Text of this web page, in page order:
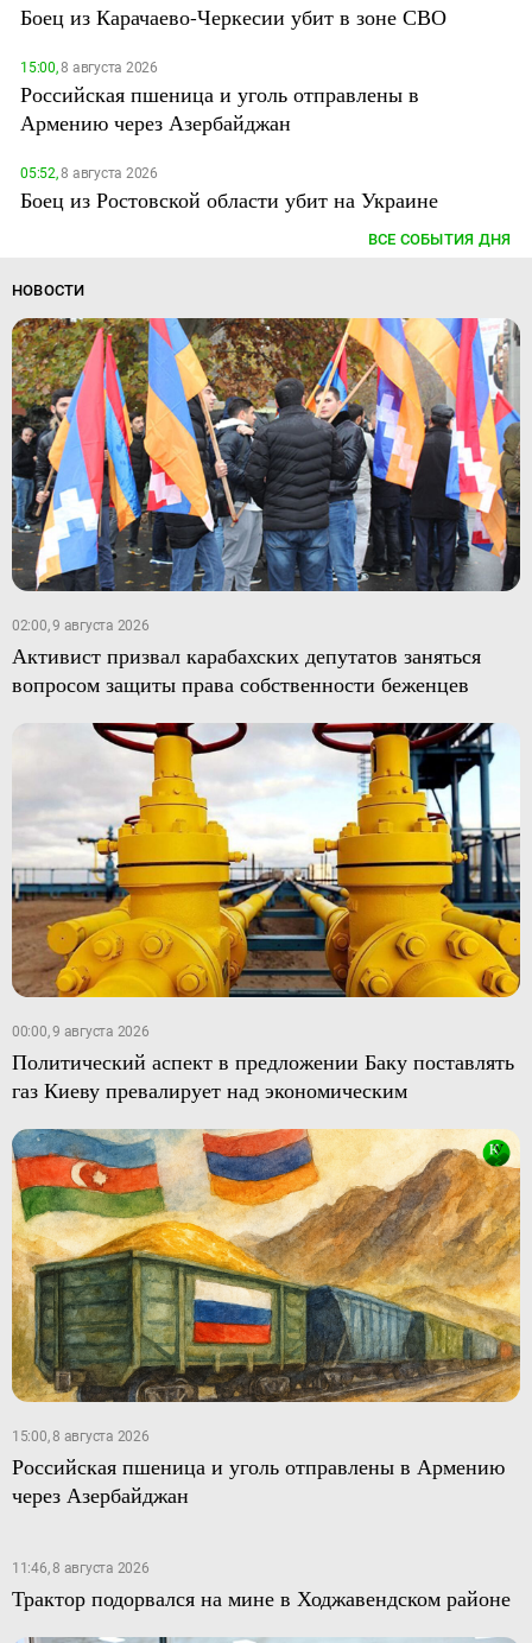
Боец из Карачаево-Черкесии убит в зоне СВО
15:00,8 августа 2026
Российская пшеница и уголь отправлены в
Армению через Азербайджан
05:52,8 августа 2026
Боец из Ростовской области убит на Украине
ВСЕ СОБЫТИЯ ДНЯ
НОВОСТИ
02:00, 9 августа 2026
Активист призвал карабахских депутатов заняться
вопросом защиты права собственности беженцев
00:00, 9 августа 2026
Политический аспект в предложении Баку поставлять
газ Киеву превалирует над экономическим
15:00, 8 августа 2026
Российская пшеница и уголь отправлены в Армению
через Азербайджан
11:46, 8 августа 2026
Трактор подорвался на мине в Ходжавендском районе